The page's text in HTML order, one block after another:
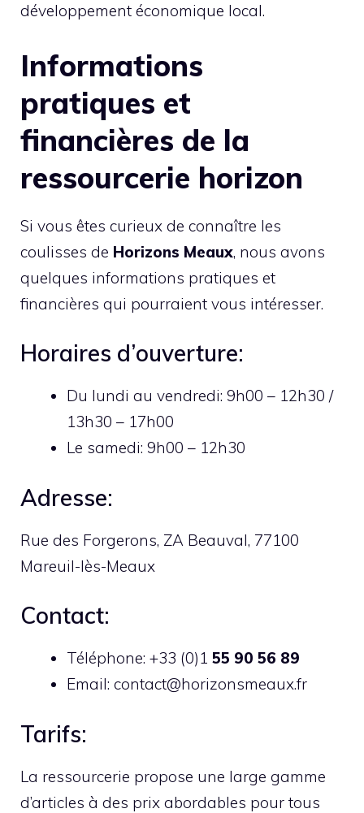
développement économique local.
Informations
pratiques et
financières de la
ressourcerie horizon
Si vous êtes curieux de connaître les
coulisses de Horizons Meaux, nous avons
quelques informations pratiques et
financières qui pourraient vous intéresser.
Horaires d’ouverture:
Du lundi au vendredi: 9h00 – 12h30 /
13h30 – 17h00
Le samedi: 9h00 – 12h30
Adresse:
Rue des Forgerons, ZA Beauval, 77100
Mareuil-lès-Meaux
Contact:
Téléphone: +33 (0)1 55 90 56 89
Email: contact@horizonsmeaux.fr
Tarifs:
La ressourcerie propose une large gamme
d’articles à des prix abordables pour tous